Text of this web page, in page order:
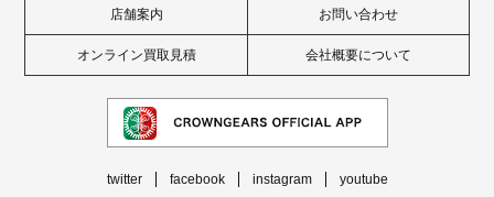
店舗案内 お問い合わせ
オンライン買取見積 会社概要について
twitter facebook instagram youtube